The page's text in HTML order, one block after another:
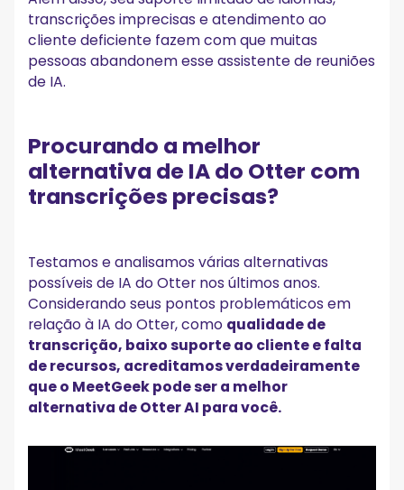
transcrições imprecisas e atendimento ao
cliente deficiente fazem com que muitas
pessoas abandonem esse assistente de reuniões
de IA.
Procurando a melhor
alternativa de IA do Otter com
transcrições precisas?
Testamos e analisamos várias alternativas
possíveis de IA do Otter nos últimos anos.
Considerando seus pontos problemáticos em
relação à IA do Otter, como qualidade de
transcrição, baixo suporte ao cliente e falta
de recursos, acreditamos verdadeiramente
que o MeetGeek pode ser a melhor
alternativa de Otter AI para você.